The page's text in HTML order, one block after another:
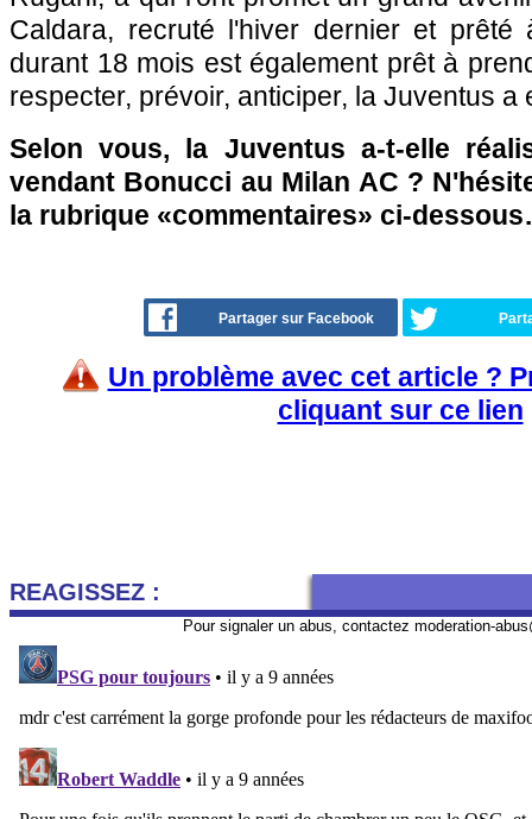
Caldara, recruté l'hiver dernier et prêté
durant 18 mois est également prêt à
respecter, prévoir, anticiper, la Juventus a
Selon vous, la Juventus a-t-elle
vendant Bonucci au Milan AC ?
la rubrique «commentaires» ci-
Partager sur Facebook
Un problème avec cet article ?
cliquant sur ce lien
REAGISSEZ :
Pour signaler un abus, contactez moderation-